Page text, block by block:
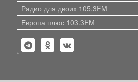
Радио для двоих 105.3FM
Европа плюс 103.3FM